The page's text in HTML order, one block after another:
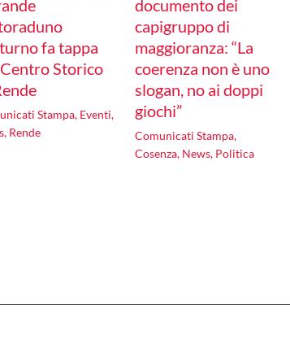
fa tappa
Storico
Stampa, Eventi,
, Rende
documento dei
capigruppo di
maggioranza: “La
coerenza non è uno
slogan, no ai doppi
giochi”
Comunicati Stampa,
Cosenza, News, Politica